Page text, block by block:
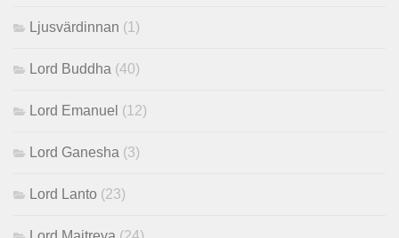
Ljusvärdinnan (1)
Lord Buddha (40)
Lord Emanuel (12)
Lord Ganesha (3)
Lord Lanto (23)